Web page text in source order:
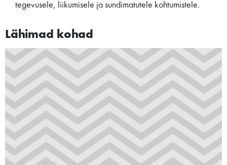
tegevusele, liikumisele ja sundimatutele kohtumistele.
Lähimad kohad